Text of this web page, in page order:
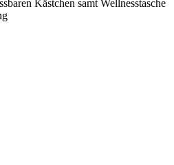
Kästchen samt Wellnesstasche